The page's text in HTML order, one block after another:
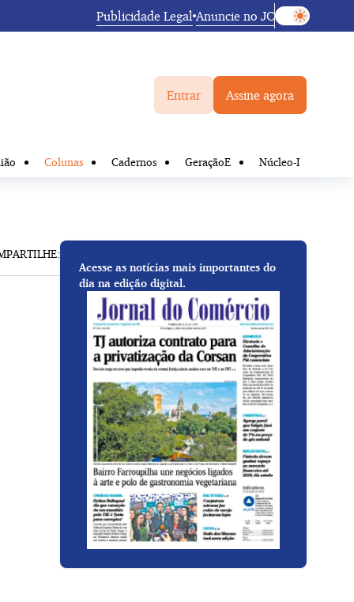
Publicidade Legal Anuncie no JC
Entrar Assine agora
Colunas Cadernos GeraçãoE Núcleo-I
Acesse as notícias mais importantes do
dia na edição digital.